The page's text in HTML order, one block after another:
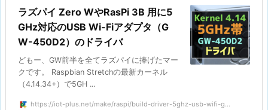
ラズパイ Zero WやRasPi 3B 用に5
GHz対応のUSB Wi-Fiアダプタ（G
W-450D2）のドライバ
どもー、GW前半を全てラズパイに捧げたマー
クです。 Raspbian Stretchの最新カーネル
（4.14.34+）で5GH ...
https://iot-plus.net/make/raspi/build-driver-5ghz-usb-wifi-g...